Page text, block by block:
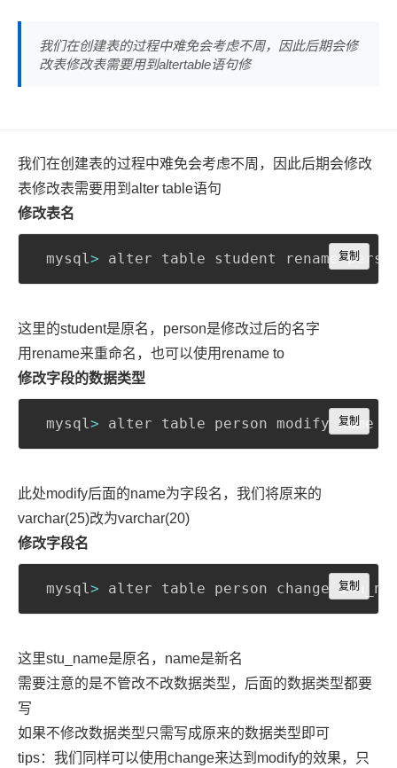
我们在创建表的过程中难免会考虑不周，因此后期会修
改表修改表需要用到altertable语句修
我们在创建表的过程中难免会考虑不周，因此后期会修改
表修改表需要用到alter table语句
修改表名
mysql> alter table student rename 复制
Copy
这里的student是原名，person是修改过后的名字
用rename来重命名，也可以使用rename to
修改字段的数据类型
mysql> alter table person modify name
复制
Copy
此处modify后面的name为字段名，我们将原来的
varchar(25)改为varchar(20)
修改字段名
mysql> alter table person change 复制
Copy
这里stu_name是原名，name是新名
需要注意的是不管改不改数据类型，后面的数据类型都要
写
如果不修改数据类型只需写成原来的数据类型即可
tips：我们同样可以使用change来达到modify的效果，只